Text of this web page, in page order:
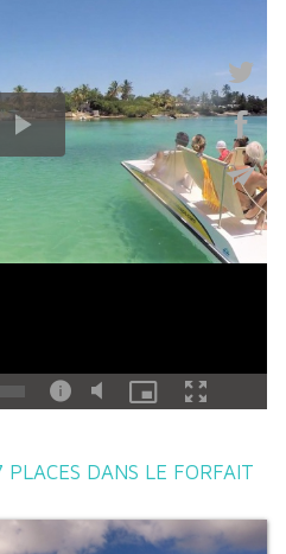
DANS LE FORFAIT